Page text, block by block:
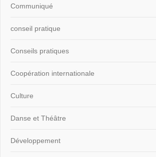
Communiqué
conseil pratique
Conseils pratiques
Coopération internationale
Culture
Danse et Théâtre
Développement